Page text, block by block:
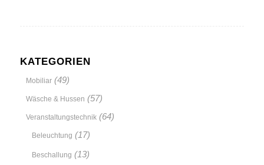
KATEGORIEN
Mobiliar (49)
Wäsche & Hussen (57)
Veranstaltungstechnik (64)
Beleuchtung (17)
Beschallung (13)